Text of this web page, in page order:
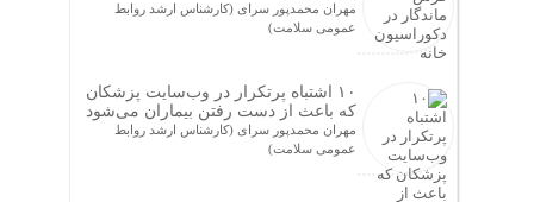
مهران محمدپور سرای (کارشناس ارشد روابط
عمومی سلامت)
۱۰ اشتباه پرتکرار در وب‌سایت پزشکان
که باعث از دست رفتن بیماران می‌شود
مهران محمدپور سرای (کارشناس ارشد روابط
عمومی سلامت)